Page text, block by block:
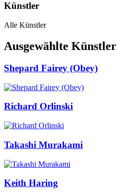
Künstler
Alle Künstler
Ausgewählte Künstler
Shepard Fairey (Obey)
Richard Orlinski
Takashi Murakami
Keith Haring